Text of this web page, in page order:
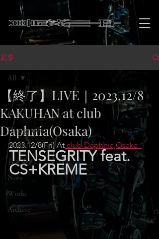
記事
All
Event
Discography
Profile
自主企画
Note
Works
Archive
All
【終了】LIVE｜2023.12/8
KAKUHAN at club
Daphnia(Osaka)
2023.12/8(Fri) At club Daphnia,Osaka
TENSEGRITY feat.
CS+KREME